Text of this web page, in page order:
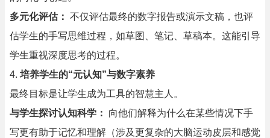
多元化评估： 不仅评估最终的数字报告或演示文稿，也评
估学生的手写思维过程，如草图、笔记、草稿本。这能引导
学生重视深度思考的过程。
4. 培养学生的“元认知”与数字素养
最终目标是让学生成为工具的智慧主人。
与学生探讨认知科学：
向他们解释为什么在某些情况下手
写更有助于记忆和理解（涉及更复杂的大脑运动皮层和感觉